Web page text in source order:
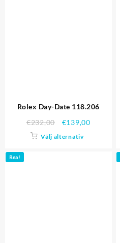
Rolex Day-Date 118.206
€232,00 €139,00
Välj alternativ
Rea!